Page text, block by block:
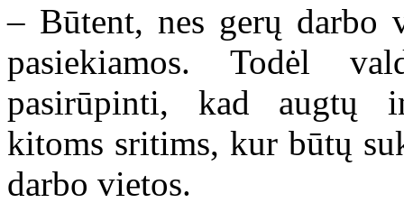
– Būtent, nes gerų darbo
pasiekiamos. Todėl
pasirūpinti, kad augtų
kitoms sritims, kur būtų
darbo vietos.